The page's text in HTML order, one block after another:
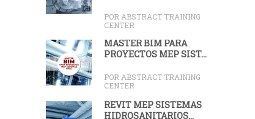
POR ABSTRACT TRAINING
CENTER
MÁSTER BIM PARA
PROYECTOS MEP SIST...
POR ABSTRACT TRAINING
CENTER
REVIT MEP SISTEMAS
HIDROSANITARIOS...